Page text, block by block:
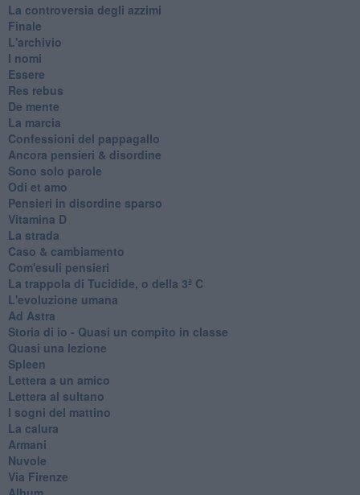
La controversia degli azzimi
Finale
L'archivio
I nomi
Essere
Res rebus
De mente
La marcia
Confessioni del pappagallo
Ancora pensieri & disordine
Sono solo parole
Odi et amo
Pensieri in disordine sparso
Vitamina D
La strada
Caso & cambiamento
Com'esuli pensieri
La trappola di Tucidide, o della 3ª C
L'evoluzione umana
Ad Astra
Storia di io - Quasi un compito in classe
Quasi una lezione
Spleen
Lettera a un amico
Lettera al sultano
I sogni del mattino
La calura
Armani
Nuvole
Via Firenze